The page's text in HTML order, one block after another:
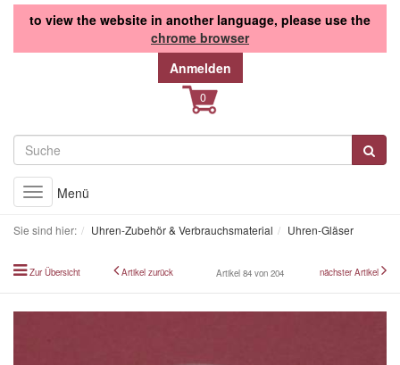
to view the website in another language, please use the
chrome browser
Anmelden
Toggle
navigation
Menü
Sie sind hier: Uhren-Zubehör & Verbrauchsmaterial Uhren-Gläser
Zur Übersicht Artikel zurück Artikel 84 von 204 nächster Artikel